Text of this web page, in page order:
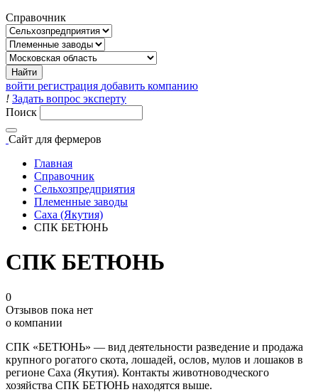
Справочник
войти регистрация добавить компанию
! Задать вопрос эксперту
Поиск
Сайт для фермеров
Главная
Справочник
Сельхозпредприятия
Племенные заводы
Саха (Якутия)
СПК БЕТЮНЬ
СПК БЕТЮНЬ
0
Отзывов пока нет
о компании
СПК «БЕТЮНЬ» — вид деятельности разведение и продажа
крупного рогатого скота, лошадей, ослов, мулов и лошаков в
регионе Саха (Якутия). Контакты животноводческого
хозяйства СПК БЕТЮНЬ находятся выше.